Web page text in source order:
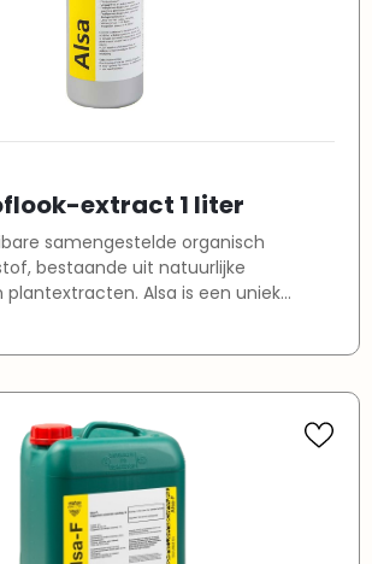
extract 1 liter
samengestelde organisch
bestaande uit natuurlijke
Alsa is een uniek
plant, stimuleert de rhizosfeer en
tegen stress. Licentie
Erkenningen